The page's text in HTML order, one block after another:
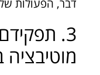
דבר, הפעולות
3.